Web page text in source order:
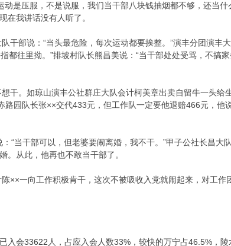
是压服，不是说服，我们当干部八块钱抽烟都不够，还当
在我讲话没有人听了。
干部说：“当头最危险，每次运动都要挨整。”演丰分团演丰
都往里拗。”排坡村队长熊昌美说：“当干部处处受骂，不搞
干。如琼山演丰公社群庄大队会计柯美章出卖自留牛一头给
路园队长张××交代433元，但工作队一定要他退赔466元，他
“当干部可以，但老婆要闹离婚，我不干。”甲子公社长昌大
。从此，他再也不敢当干部了。
××一向工作积极肯干，这次不被吸收入党就闹起来，对工作
入会33622人，占应入会人数33%，较快的万宁占46.5%，